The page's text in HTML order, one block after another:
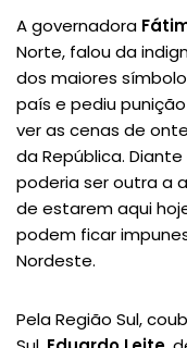
A governadora
Norte, falou da
dos maiores
país e pediu
ver as cenas de
da República.
poderia ser outra a
de estarem aqui
podem ficar
Nordeste.
Pela Região Sul,